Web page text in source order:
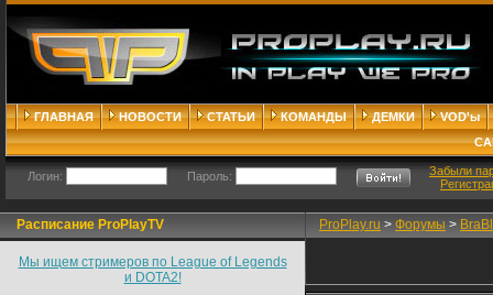
ГЛАВНАЯ НОВОСТИ СТАТЬИ КОМАНДЫ ДЕМКИ
VOD'ы
Логин: Пароль:
Забыли
Расписание ProPlayTV
Мы ищем стримеров по League of Legends
и DOTA2!
ProPlay.ru > Форумы >